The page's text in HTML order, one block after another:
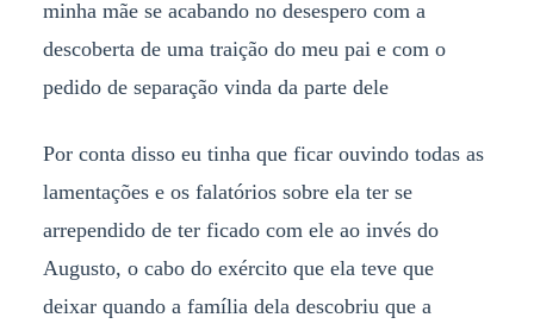
minha mãe se acabando no desespero com a
descoberta de uma traição do meu pai e com o
pedido de separação vinda da parte dele
Por conta disso eu tinha que ficar ouvindo todas as
lamentações e os falatórios sobre ela ter se
arrependido de ter ficado com ele ao invés do
Augusto, o cabo do exército que ela teve que
deixar quando a família dela descobriu que a